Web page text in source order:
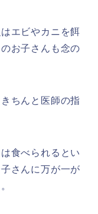
エビやカニを餌
お子さんも念の
ちんと医師の指
食べられるとい
さんに万が一が